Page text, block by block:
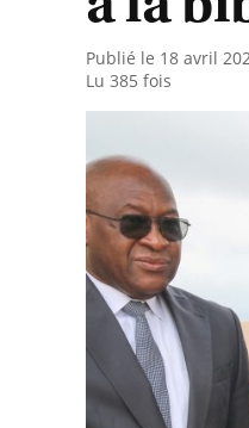
Publié le 18 avril
Lu 385 fois